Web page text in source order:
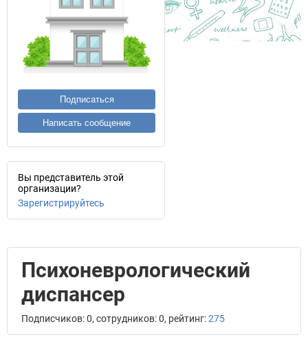
Подписаться
Написать сообщение
Вы представитель этой
организации?
Зарегистрируйтесь
Психоневрологический
диспансер
Подписчиков: 0, сотрудников: 0, рейтинг:275